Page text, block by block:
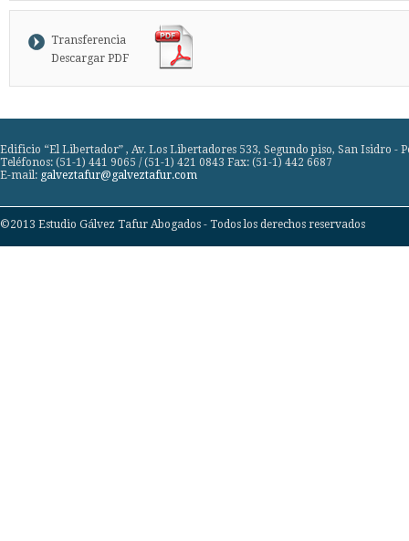
Transferencia
Descargar PDF
Edificio “El Libertador” , Av. Los Libertadores 533, Segundo piso, San Isidro -
Teléfonos: (51-1) 441 9065 / (51-1) 421 0843 Fax: (51-1) 442 6687
E-mail: galveztafur@galveztafur.com
©2013 Estudio Gálvez Tafur Abogados - Todos los derechos reservados